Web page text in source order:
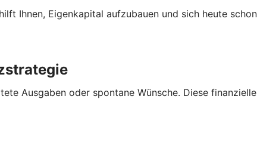
Ihnen, Eigenkapital aufzubauen und sich heute schon
Ausgaben oder spontane Wünsche. Diese finanzielle